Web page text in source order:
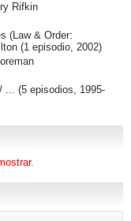
Rifkin
(Law & Order:
(1 episodio, 2002)
... (5 episodios, 1995-